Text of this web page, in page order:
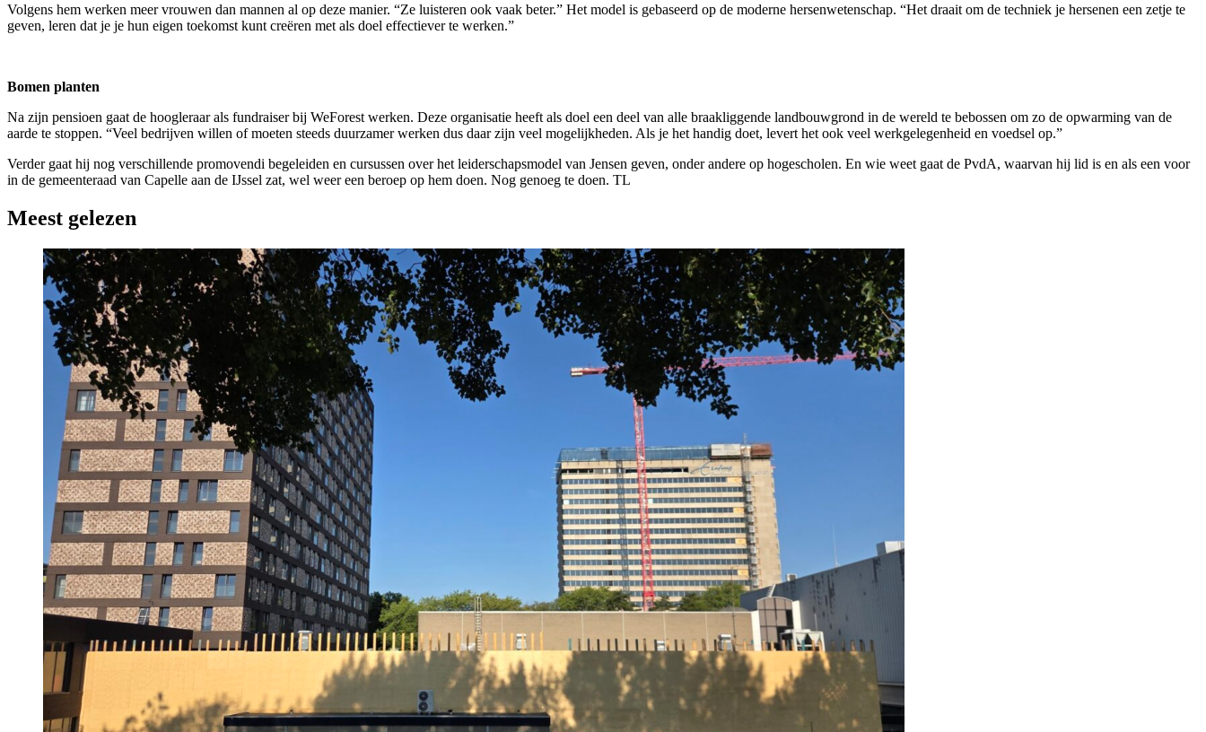
Volgens hem werken meer vrouwen dan mannen al op deze manier. “Ze luisteren ook vaak beter.” Het model is gebaseerd op de moderne hersenwetenschap. “Het draait om de techniek je hersenen een zetje te
geven, leren dat je je hun eigen toekomst kunt creëren met als doel effectiever te werken.”
Bomen planten
Na zijn pensioen gaat de hoogleraar als fundraiser bij WeForest werken. Deze organisatie heeft als doel een deel van alle braakliggende landbouwgrond in de wereld te bebossen om zo de opwarming van de
aarde te stoppen. “Veel bedrijven willen of moeten steeds duurzamer werken dus daar zijn veel mogelijkheden. Als je het handig doet, levert het ook veel werkgelegenheid en voedsel op.”
Verder gaat hij nog verschillende promovendi begeleiden en cursussen over het leiderschapsmodel van Jensen geven, onder andere op hogescholen. En wie weet gaat de PvdA, waarvan hij lid is en als een voor
in de gemeenteraad van Capelle aan de IJssel zat, wel weer een beroep op hem doen. Nog genoeg te doen. TL
Meest gelezen